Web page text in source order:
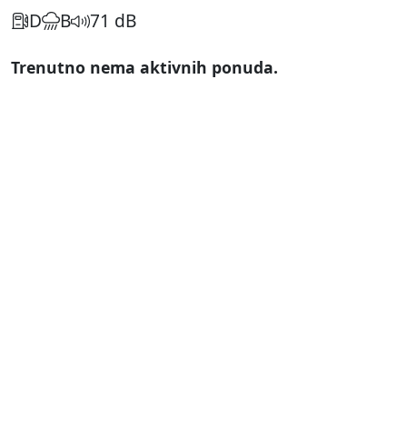
D B 71 dB
Trenutno nema aktivnih ponuda.